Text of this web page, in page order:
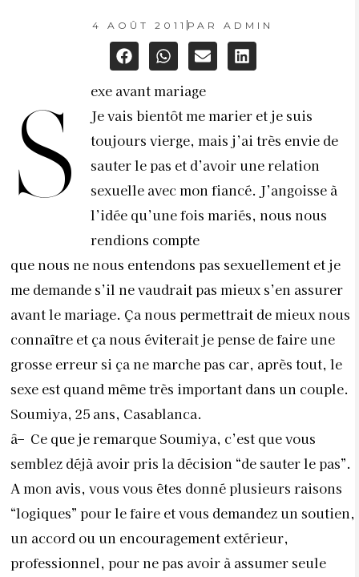
4 AOÛT 2011 PAR ADMIN
S
exe avant mariage
Je vais bientôt me marier et je suis
toujours vierge, mais j’ai très envie de
sauter le pas et d’avoir une relation
sexuelle avec mon fiancé. J’angoisse à
l’idée qu’une fois mariés, nous nous
rendions compte
que nous ne nous entendons pas sexuellement et je
me demande s’il ne vaudrait pas mieux s’en assurer
avant le mariage. Ça nous permettrait de mieux nous
connaître et ça nous éviterait je pense de faire une
grosse erreur si ça ne marche pas car, après tout, le
sexe est quand même très important dans un couple.
Soumiya, 25 ans, Casablanca.
â– Ce que je remarque Soumiya, c’est que vous
semblez déjà avoir pris la décision “de sauter le pas”.
A mon avis, vous vous êtes donné plusieurs raisons
“logiques” pour le faire et vous demandez un soutien,
un accord ou un encouragement extérieur,
professionnel, pour ne pas avoir à assumer seule